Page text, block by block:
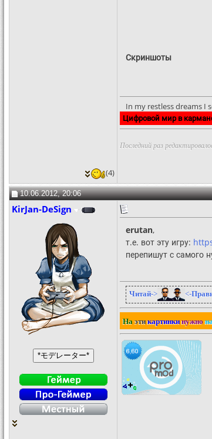
Скриншоты
In my restless dreams I
Цифровой мир в
Последний раз
(4)
10.06.2012, 20:06
KirJan-DeSign
erutan,
т.е. вот эту игру:
перепишут с самого
Читай-> <-
На этикартинки нужно